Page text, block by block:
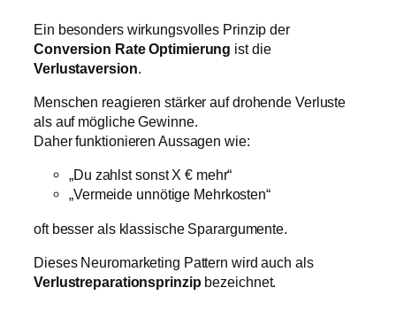
Ein besonders wirkungsvolles Prinzip der
Conversion Rate Optimierung ist die
Verlustaversion.
Menschen reagieren stärker auf drohende Verluste
als auf mögliche Gewinne.
Daher funktionieren Aussagen wie:
„Du zahlst sonst X € mehr“
„Vermeide unnötige Mehrkosten“
oft besser als klassische Sparargumente.
Dieses Neuromarketing Pattern wird auch als
Verlustreparationsprinzip bezeichnet.